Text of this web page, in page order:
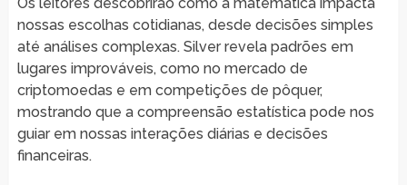
nossas escolhas cotidianas, desde decisões simples
até análises complexas. Silver revela padrões em
lugares improváveis, como no mercado de
criptomoedas e em competições de pôquer,
mostrando que a compreensão estatística pode nos
guiar em nossas interações diárias e decisões
financeiras.